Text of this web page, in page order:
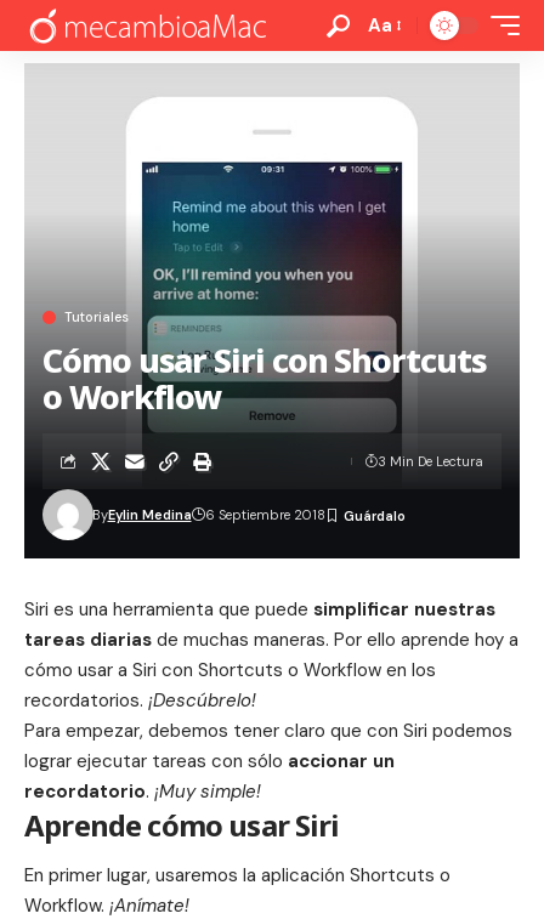
Aa
Tutoriales
Cómo usar Siri con Shortcuts
o Workflow
ByEylin Medina 6 Septiembre 2018
3 Min De Lectura
Siri es una herramienta que puede simplificar nuestras
tareas diarias de muchas maneras. Por ello aprende hoy a
cómo usar a Siri con Shortcuts o Workflow en los
recordatorios. ¡Descúbrelo!
Para empezar, debemos tener claro que con Siri podemos
lograr ejecutar tareas con sólo accionar un
recordatorio. ¡Muy simple!
Aprende cómo usar Siri
En primer lugar, usaremos la aplicación Shortcuts o
Workflow. ¡Anímate!